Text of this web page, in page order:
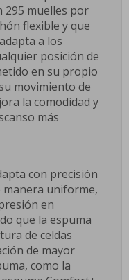
295 muelles por
flexible y que
a los
posición de
en su propio
movimiento de
la comodidad y
más
con precisión
manera uniforme,
en
que la espuma
de celdas
de mayor
como la